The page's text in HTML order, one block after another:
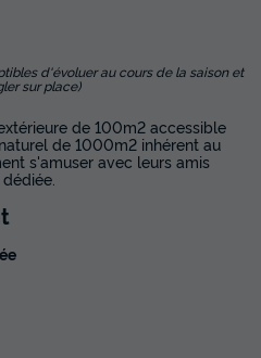
Réfrigérateur
2026
d'évoluer au cours de la saison et
sur place)
de 100m2 accessible
de 1000m2 inhérent au
s'amuser avec leurs amis